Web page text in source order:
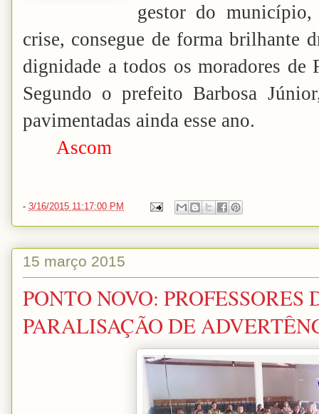
gestor do
crise, consegue de forma brilhante
dignidade a todos os moradores
Segundo o prefeito Barbosa
pavimentadas ainda esse ano.
Ascom
- 3/16/2015 11:17:00 PM
15 março 2015
PONTO NOVO: PROFESSORES
PARALISAÇÃO DE